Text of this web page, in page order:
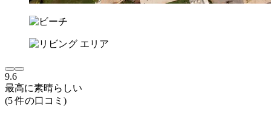
9.6
最高に素晴らしい
(5 件の口コミ)